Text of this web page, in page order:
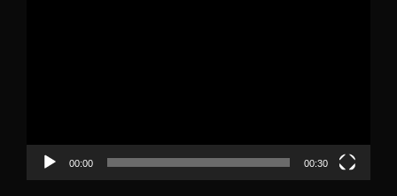
00:00 00:30